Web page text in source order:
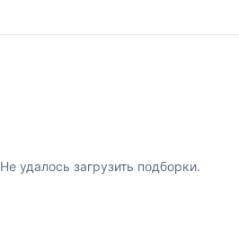
Не удалось загрузить подборки.